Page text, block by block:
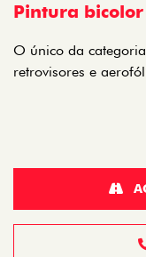
Pintura bicolor
O único da
retrovisores e